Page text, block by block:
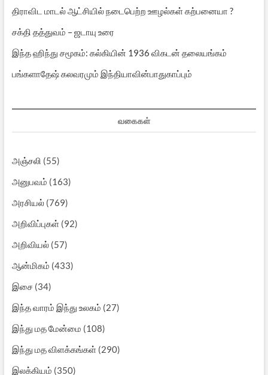
திராவிட மாடல் ஆட்சியில் நடைபெற்ற ஊழல்கள் கற்பனையா ?
சக்தி தத்துவம் – ஜடாயு உரை
இந்த ஹிந்து சமூகம்: கல்கியின் 1936 விகடன் தலையங்கம்
பங்களாதேஷ் கலவரமும் இந்தியாவின்பாதுகாப்பும்
வகைகள்
அஞ்சலி (55)
அனுபவம் (163)
அரசியல்(769)
அறிவிப்புகள்(92)
அறிவியல்(57)
ஆன்மிகம் (433)
இசை(34)
இந்த வாரம் இந்து உலகம் (27)
இந்து மத மேன்மை (108)
இந்து மத விளக்கங்கள்(290)
இலக்கியம் (350)